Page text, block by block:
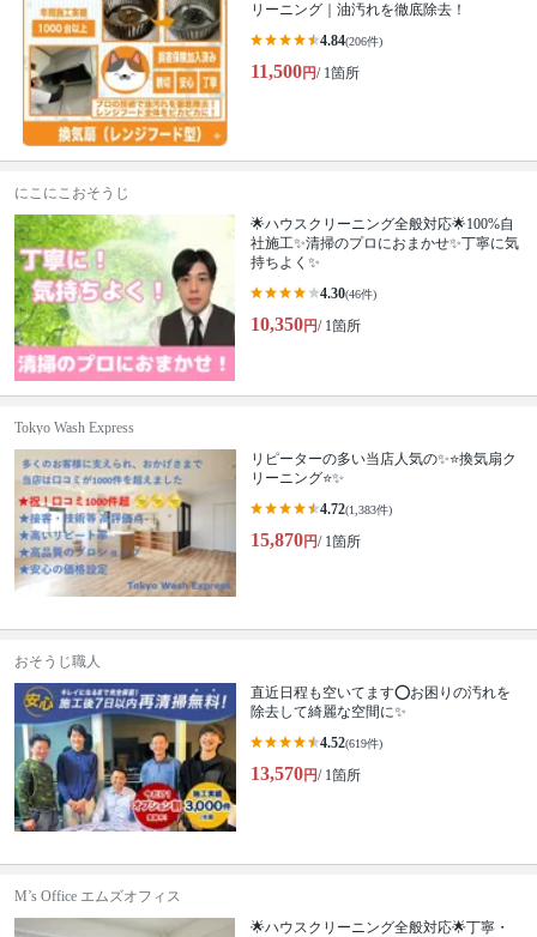
リーニング｜油汚れを徹底除去！
4.84(206件)
11,500円/ 1箇所
にこにこおそうじ
🌟ハウスクリーニング全般対応🌟100%自
社施工✨清掃のプロにおまかせ✨丁寧に気
持ちよく✨
4.30(46件)
10,350円/ 1箇所
Tokyo Wash Express
リピーターの多い当店人気の✨⭐️換気扇ク
リーニング⭐️✨
4.72(1,383件)
15,870円/ 1箇所
おそうじ職人
直近日程も空いてます⭕️お困りの汚れを
除去して綺麗な空間に✨
4.52(619件)
13,570円/ 1箇所
M’s Office エムズオフィス
🌟ハウスクリーニング全般対応🌟丁寧・